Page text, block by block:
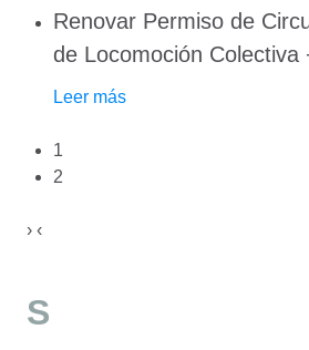
Renovar Permiso de
de Locomoción Colectiva
Leer más
1
2
› ‹
S